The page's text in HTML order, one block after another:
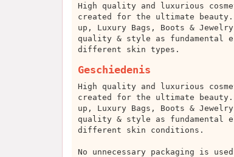
High quality and luxurious
created for the ultimate beauty.
up, Luxury Bags, Boots &
quality & style as fundamental
different skin types.
Geschiedenis
High quality and luxurious
created for the ultimate beauty.
up, Luxury Bags, Boots &
quality & style as fundamental
different skin conditions.
No unnecessary packaging is